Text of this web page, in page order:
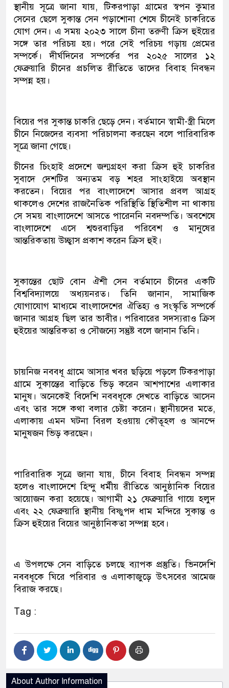
স্থানীয় সূত্রে জানা যায়, টিকরপাড়া গ্রামের স্বপন কুমার
সেনের ছেলে সুকান্ত সেন পড়াশোনা শেষে চীনেই চাকরিতে
যোগ দেন। এ সময় ২০২৩ সালে চীনা তরুণী ক্রিস হুইয়ের
সঙ্গে তার পরিচয় হয়। পরে সেই পরিচয় গড়ায় প্রেমের
সম্পর্কে। দীর্ঘদিনের সম্পর্কের পর ২০২৫ সালের ১২
ফেব্রুয়ারি চীনের প্রচলিত রীতিতে তাদের বিবাহ নিবন্ধন
সম্পন্ন হয়।
বিয়ের পর সুকান্ত চাকরি ছেড়ে দেন। বর্তমানে স্বামী-স্ত্রী মিলে
চীনে নিজেদের ব্যবসা পরিচালনা করছেন বলে পারিবারিক
সূত্রে জানা গেছে।
চীনের চিংহাই প্রদেশে জন্মগ্রহণ করা ক্রিস হুই চাকরির
সুবাদে দেশটির অন্যতম বড় শহর সাংহাইয়ে অবস্থান
করতেন। বিয়ের পর বাংলাদেশে আসার প্রবল আগ্রহ
থাকলেও দেশের রাজনৈতিক পরিস্থিতি স্থিতিশীল না থাকায়
সে সময় বাংলাদেশে আসতে পারেননি নবদম্পতি। অবশেষে
বাংলাদেশে এসে শ্বশুরবাড়ির পরিবেশ ও মানুষের
আন্তরিকতায় উচ্ছ্বাস প্রকাশ করেন ক্রিস হুই।
সুকান্তের ছোট বোন ঐশী সেন বর্তমানে চীনের একটি
বিশ্ববিদ্যালয়ে অধ্যয়নরত। তিনি জানান, সামাজিক
যোগাযোগ মাধ্যমে বাংলাদেশের ঐতিহ্য ও সংস্কৃতি সম্পর্কে
জানার আগ্রহ ছিল তার ভাবীর। পরিবারের সদস্যরাও ক্রিস
হুইয়ের আন্তরিকতা ও সৌজন্যে সন্তুষ্ট বলে জানান তিনি।
চায়নিজ নববধূ গ্রামে আসার খবর ছড়িয়ে পড়লে টিকরপাড়া
গ্রামে সুকান্তের বাড়িতে ভিড় করেন আশপাশের এলাকার
মানুষ। অনেকেই বিদেশি নববধূকে দেখতে বাড়িতে আসেন
এবং তার সঙ্গে কথা বলার চেষ্টা করেন। স্থানীয়দের মতে,
এলাকায় এমন ঘটনা বিরল হওয়ায় কৌতূহল ও আনন্দে
মানুষজন ভিড় করছেন।
পারিবারিক সূত্রে জানা যায়, চীনে বিবাহ নিবন্ধন সম্পন্ন
হলেও বাংলাদেশে হিন্দু ধর্মীয় রীতিতে আনুষ্ঠানিক বিয়ের
আয়োজন করা হয়েছে। আগামী ২১ ফেব্রুয়ারি গায়ে হলুদ
এবং ২২ ফেব্রুয়ারি স্থানীয় বিষ্ণুপদ ধাম মন্দিরে সুকান্ত ও
ক্রিস হুইয়ের বিয়ের আনুষ্ঠানিকতা সম্পন্ন হবে।
এ উপলক্ষে সেন বাড়িতে চলছে ব্যাপক প্রস্তুতি। ভিনদেশি
নববধূকে ঘিরে পরিবার ও এলাকাজুড়ে উৎসবের আমেজ
বিরাজ করছে।
Tag :
About Author Information